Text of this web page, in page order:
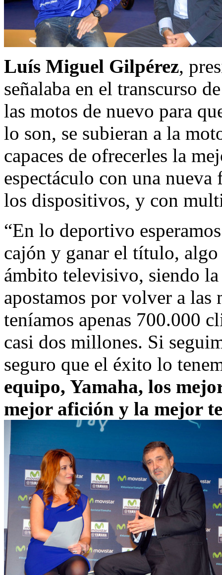
Luís Miguel Gilpérez,
señalaba en el transcurso
las motos de nuevo para
lo son, se subieran a la
capaces de ofrecerles la
espectáculo con una nueva
los dispositivos, y con
“En lo deportivo
cajón y ganar el título,
ámbito televisivo, siendo
apostamos por volver a las
teníamos apenas 700.000
casi dos millones. Si
seguro que el éxito lo
equipo, Yamaha, los
mejor afición y la mejor